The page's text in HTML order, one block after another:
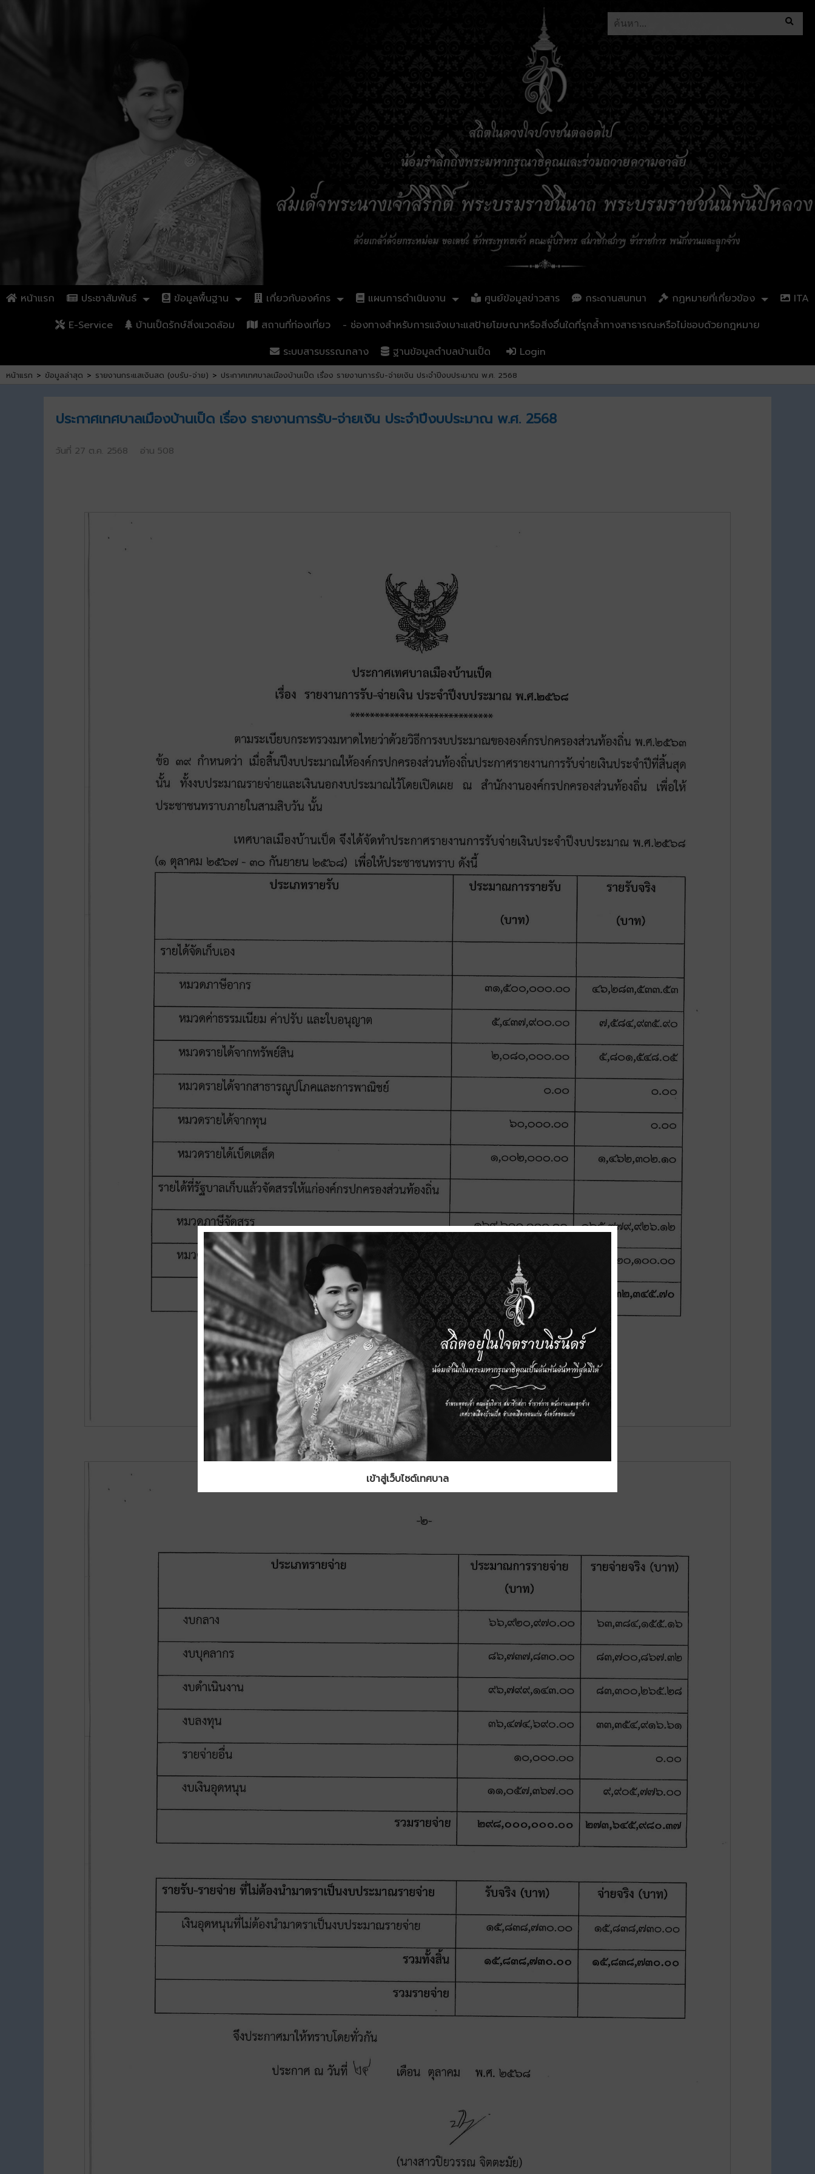
หน้าแรก ประชาสัมพันธ์ ข้อมูลพื้นฐาน เกี่ยวกับองค์กร แผนการดำเนินงาน ศูนย์ข้อมูลข่าวสาร กระดานสนทนา กฏหมายที่เกี่ยวข้อง
ITA
E-Service
บ้านเป็ดรักษ์สิ่งแวดล้อม สถานที่ท่องเที่ยว
- ช่องทางสำหรับการแจ้งเบาะแสป้ายโฆษณาหรือสิ่งอื่นใดที่รุกล้ำทางสาธารณะหรือไม่ชอบด้วยกฎหมาย
ระบบสารบรรณกลาง
ฐานข้อมูลตำบลบ้านเป็ด Login
หน้าแรก > ข้อมูลล่าสุด > รายงานกระแสเงินสด (งบรับ-จ่าย) > ประกาศเทศบาลเมืองบ้านเป็ด เรื่อง รายงานการรับ-จ่ายเงิน ประจำปีงบประมาณ พ.ศ. 2568
ประกาศเทศบาลเมืองบ้านเป็ด เรื่อง รายงานการรับ-จ่ายเงิน ประจำปีงบประมาณ พ.ศ. 2568
วันที่ 27 ต.ค. 2568 อ่าน 508
เข้าสู่เว็บไซต์เทศบาล